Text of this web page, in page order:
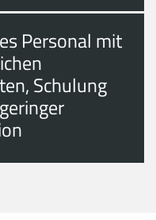
Personal mit
Schulung